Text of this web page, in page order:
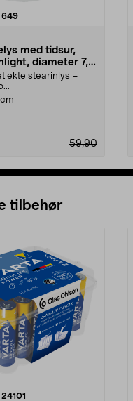
649anmeldelser
med tidsur,
diameter 7,5
ekte stearinlys –
cm
59,90
av 5 stjerner
tilbehør
241015 stjerner